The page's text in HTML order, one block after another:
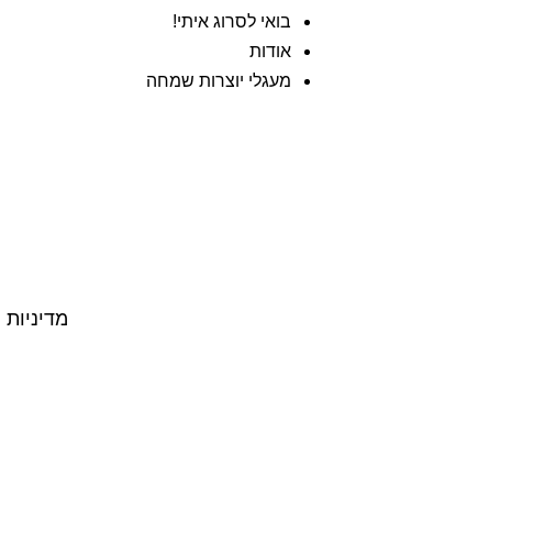
בואי לסרוג איתי!
אודות
מעגלי יוצרות שמחה
מדיניות